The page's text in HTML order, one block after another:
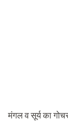
मंगल व सूर्य का